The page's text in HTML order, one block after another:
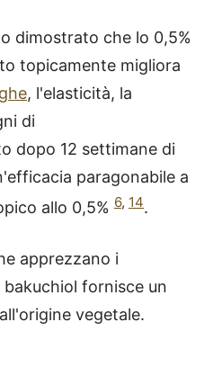
dimostrato che lo 0,5%
topicamente migliora
, l'elasticità, la
di
dopo 12 settimane di
paragonabile a
allo 0,5% 6, 14.
apprezzano i
bakuchiol fornisce un
vegetale.